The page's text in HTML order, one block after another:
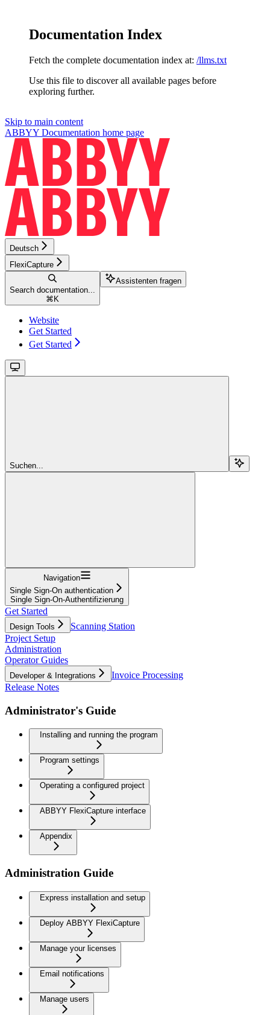
Documentation Index
Fetch the complete documentation index at: /llms.txt
Use this file to discover all available pages before
exploring further.
Skip to main content
ABBYY Documentation home page
Deutsch
FlexiCapture
Search documentation...
⌘ K
Assistenten fragen
Website
Get Started
Get Started
Suchen...
Navigation
Single Sign-On authentication
Single Sign-On-Authentifizierung
Get Started
Design Tools
Scanning Station
Project Setup
Administration
Operator Guides
Developer & Integrations
Invoice Processing
Release Notes
Administrator's Guide
Installing and running the program
Program settings
Operating a configured project
ABBYY FlexiCapture interface
Appendix
Administration Guide
Express installation and setup
Deploy ABBYY FlexiCapture
Manage your licenses
Email notifications
Manage users